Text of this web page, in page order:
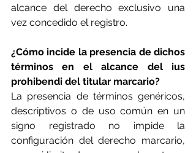
alcance del derecho exclusivo una
vez concedido el registro.
¿Cómo incide la presencia de dichos
términos en el alcance del ius
prohibendi del titular marcario?
La presencia de términos genéricos,
descriptivos o de uso común en un
signo registrado no impide la
configuración del derecho marcario,